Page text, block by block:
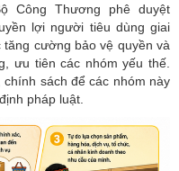
Công Thương phê duyệt
lợi người tiêu dùng giai
cường bảo vệ quyền và
ưu tiên các nhóm yếu thế.
sách để các nhóm này
pháp luật.